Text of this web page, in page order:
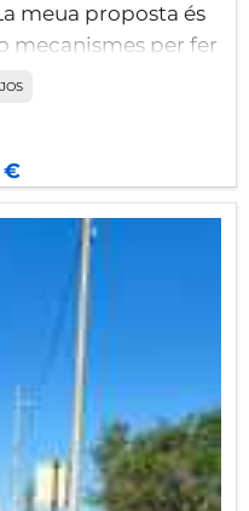
meua proposta és
mecanismes per fer
També la
de Poble Nou.
€